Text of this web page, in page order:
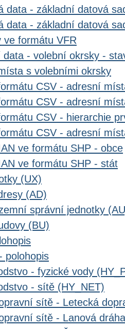
data - základní datová
data - základní datová
ve formátu VFR
data - volební okrsky -
s volebními okrsky
CSV - adresní
CSV - adresní
CSV - hierarchie
CSV - adresní
ve formátu SHP - obce
ve formátu SHP - stát
(UX)
(AD)
správní jednotky
(BU)
polohopis
- fyzické vody
- sítě (HY_NET)
sítě - Letecká
sítě - Lanová